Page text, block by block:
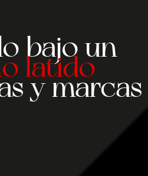
bajo un
latido
y marcas